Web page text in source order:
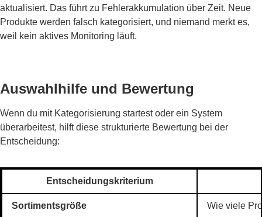
aktualisiert. Das führt zu Fehlerakkumulation über Zeit. Neue
Produkte werden falsch kategorisiert, und niemand merkt es,
weil kein aktives Monitoring läuft.
Auswahlhilfe und Bewertung
Wenn du mit Kategorisierung startest oder ein System
überarbeitest, hilft diese strukturierte Bewertung bei der
Entscheidung:
Entscheidungskriterium
Sortimentsgröße Wie viele